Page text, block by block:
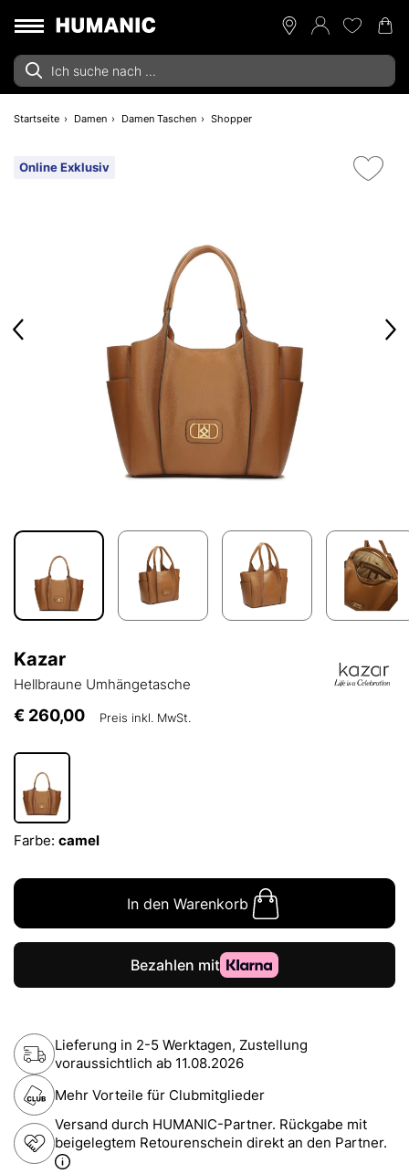
Startseite Damen Damen Taschen Shopper
Online Exklusiv
Kazar
Hellbraune Umhängetasche
€ 260,00 Preis inkl. MwSt.
Farbe: camel
In den Warenkorb
Lieferung in 2-5 Werktagen, Zustellung
voraussichtlich ab 11.08.2026
Mehr Vorteile für Clubmitglieder
Versand durch HUMANIC-Partner. Rückgabe mit
beigelegtem Retourenschein direkt an den Partner.